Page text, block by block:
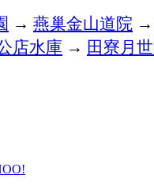
→ 燕巢金山道院 →
店水庫 → 田寮月